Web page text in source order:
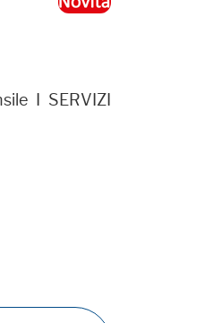
I SERVIZI